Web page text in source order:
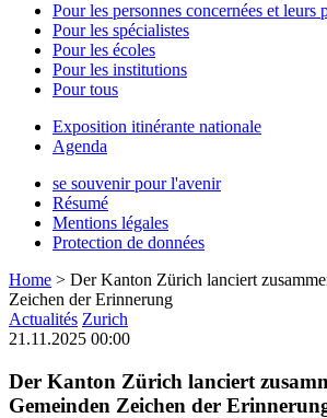
Pour les personnes concernées et leurs
Pour les spécialistes
Pour les écoles
Pour les institutions
Pour tous
Exposition itinérante nationale
Agenda
se souvenir pour l'avenir
Résumé
Mentions légales
Protection de données
Home > Der Kanton Zürich lanciert
Zeichen der Erinnerung
Actualités Zurich
21.11.2025 00:00
Der Kanton Zürich lanciert
Gemeinden Zeichen der